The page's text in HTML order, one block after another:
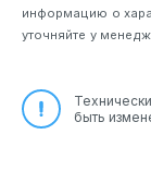
информацию о
уточняйте у
быть